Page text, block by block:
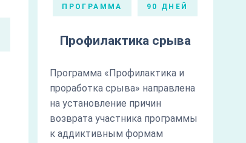
ПРОГРАММА 90 ДНЕЙ
Профилактика срыва
Программа «Профилактика и
проработка срыва» направлена
на установление причин
возврата участника программы
к аддиктивным формам